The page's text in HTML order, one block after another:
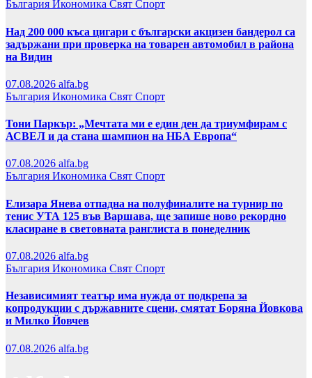
България Икономика Свят Спорт
Над 200 000 къса цигари с български акцизен бандерол са
задържани при проверка на товарен автомобил в района
на Видин
07.08.2026 alfa.bg
България Икономика Свят Спорт
Тони Паркър: „Мечтата ми е един ден да триумфирам с
АСВЕЛ и да стана шампион на НБА Европа“
07.08.2026 alfa.bg
България Икономика Свят Спорт
Елизара Янева отпадна на полуфиналите на турнир по
тенис УТА 125 във Варшава, ще запише ново рекордно
класиране в световната ранглиста в понеделник
07.08.2026 alfa.bg
България Икономика Свят Спорт
Независимият театър има нужда от подкрепа за
копродукции с държавните сцени, смятат Боряна Йовкова
и Милко Йовчев
07.08.2026 alfa.bg